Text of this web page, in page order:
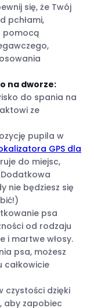
się, że Twój
pchłami,
pomocą
na dworze:
do spania na
ze
pupila w
GPS dla
do miejsc,
nie będziesz się
psa
od rodzaju
i martwe włosy.
psa, możesz
całkowicie
czystości dzięki
aby zapobiec